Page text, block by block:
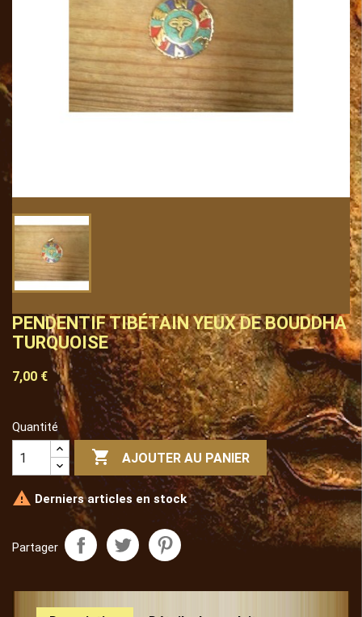
PENDENTIF TIBÉTAIN YEUX DE BOUDDHA
TURQUOISE
7,00 €
Quantité
 AJOUTER AU PANIER
 Derniers articles en stock
Partager